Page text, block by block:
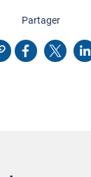
Partagercette
l'adresse
Facebook
X